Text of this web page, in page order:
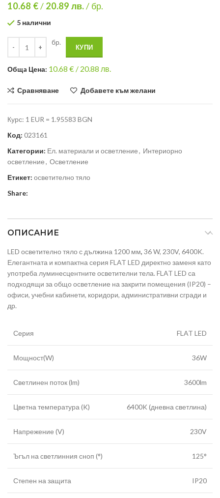
10.68 €/ 20.89 лв./ бр.
5 налични
бр.
КУПИ
Общa Цена: 10.68 € / 20.88 лв.
Сравняване Добавете към желани
Курс: 1 EUR = 1.95583 BGN
Код: 023161
Категории: Ел. материали и осветление, Интериорно
осветление, Осветление
Етикет: осветително тяло
Share:
ОПИСАНИЕ
LED осветително тяло с дължина 1200 мм, 36 W, 230V, 6400K.
Елегантната и компактна серия FLAT LED директно заменя като
употреба луминесцентните осветителни тела. FLAT LED са
подходящи за общо осветление на закрити помещения (IP20) –
офиси, учебни кабинети, коридори, административни сгради и
др.
Серия FLAT LED
Мощност(W) 36W
Светлинен поток (lm) 3600lm
Цветна температура (K) 6400K (дневна светлина)
Напрежение (V) 230V
Ъгъл на светлинния сноп (°) 125°
Степен на защита IP20